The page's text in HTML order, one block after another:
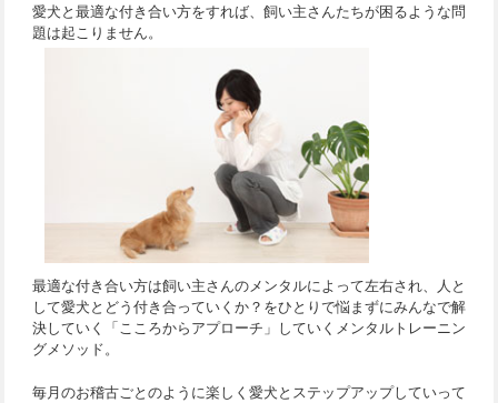
愛犬と最適な付き合い方をすれば、飼い主さんたちが困るような問
題は起こりません。
最適な付き合い方は飼い主さんのメンタルによって左右され、人と
して愛犬とどう付き合っていくか？をひとりで悩まずにみんなで解
決していく「こころからアプローチ」していくメンタルトレーニン
グメソッド。
毎月のお稽古ごとのように楽しく愛犬とステップアップしていって